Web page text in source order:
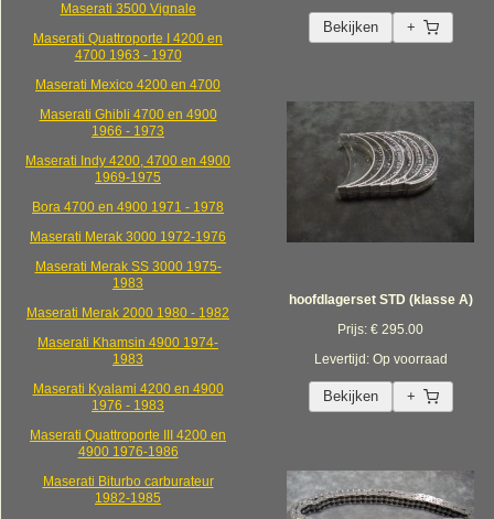
Maserati 3500 Vignale
Maserati Quattroporte I 4200 en
4700 1963 - 1970
Maserati Mexico 4200 en 4700
Maserati Ghibli 4700 en 4900
1966 - 1973
Maserati Indy 4200, 4700 en 4900
1969-1975
Bora 4700 en 4900 1971 - 1978
Maserati Merak 3000 1972-1976
Maserati Merak SS 3000 1975-
1983
Maserati Merak 2000 1980 - 1982
Maserati Khamsin 4900 1974-
1983
Maserati Kyalami 4200 en 4900
1976 - 1983
Maserati Quattroporte III 4200 en
4900 1976-1986
Maserati Biturbo carburateur
1982-1985
Bekijken +
hoofdlagerset STD (klasse A)
Prijs: € 295.00
Levertijd: Op voorraad
Bekijken +